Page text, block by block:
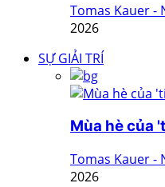
Tomas Kauer -
2026
SỰ GIẢI TRÍ
Mùa hè của
Tomas Kauer -
2026